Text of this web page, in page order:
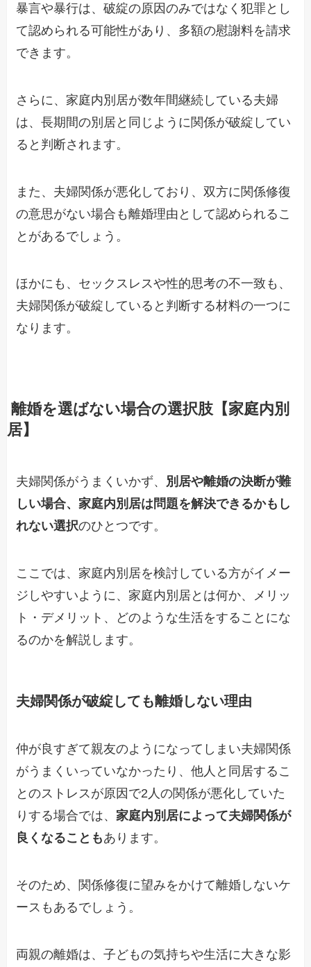
暴言や暴行は、破綻の原因のみではなく犯罪とし
て認められる可能性があり、多額の慰謝料を請求
できます。
さらに、家庭内別居が数年間継続している夫婦
は、長期間の別居と同じように関係が破綻してい
ると判断されます。
また、夫婦関係が悪化しており、双方に関係修復
の意思がない場合も離婚理由として認められるこ
とがあるでしょう。
ほかにも、セックスレスや性的思考の不一致も、
夫婦関係が破綻していると判断する材料の一つに
なります。
離婚を選ばない場合の選択肢【家庭内別
居】
夫婦関係がうまくいかず、 別居や離婚の決断が難
しい場合、家庭内別居は問題を解決できるかもし
れない選択のひとつです。
ここでは、家庭内別居を検討している方がイメー
ジしやすいように、家庭内別居とは何か、メリッ
ト・デメリット、どのような生活をすることにな
るのかを解説します。
夫婦関係が破綻しても離婚しない理由
仲が良すぎて親友のようになってしまい夫婦関係
がうまくいっていなかったり、他人と同居するこ
とのストレスが原因で2人の関係が悪化していた
りする場合では、家庭内別居によって夫婦関係が
良くなることもあります。
そのため、関係修復に望みをかけて離婚しないケ
ースもあるでしょう。
両親の離婚は、子どもの気持ちや生活に大きな影